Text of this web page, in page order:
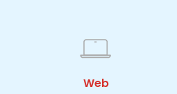
Web